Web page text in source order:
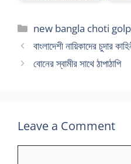
Categories
new bangla choti
বাংলাদেশী নায়িকাদের চুদার
বোনের স্বামীর সাথে ঠাপাঠাপি
Leave a Comment